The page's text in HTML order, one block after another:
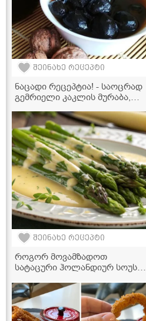
შეინახე რეცეპტი
ნაცადი რეცეპტია! - საოცრად
გემრიელი კაკლის მურაბა,
სცადოთ
შეინახე რეცეპტი
როგორ მოვამზადოთ
სატაცური ჰოლანდიურ სოუსში
მარტივი რეცეპტი